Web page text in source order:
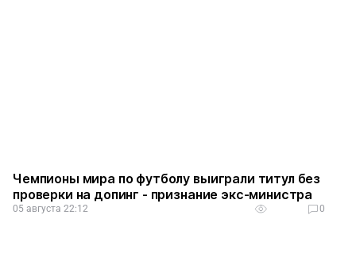
Чемпионы мира по футболу выиграли титул без
проверки на допинг - признание экс-министра
05 августа 22:12 0